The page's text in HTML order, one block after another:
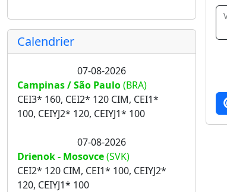
Calendrier
07-08-2026
Campinas / São Paulo(BRA)
CEI3* 160, CEI2* 120 CIM, CEI1*
100, CEIYJ2* 120, CEIYJ1* 100
07-08-2026
Drienok - Mosovce(SVK)
CEI2* 120 CIM, CEI1* 100, CEIYJ2*
120, CEIYJ1* 100